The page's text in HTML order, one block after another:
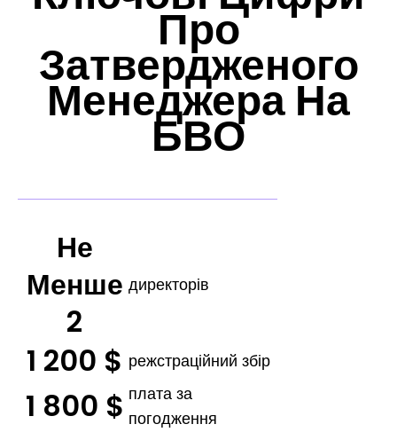
Про
Затвердженого
Менеджера На
БВО
Не
Менше
2
директорів
1 200 $ режстраційний збір
1 800 $ плата за
погодження